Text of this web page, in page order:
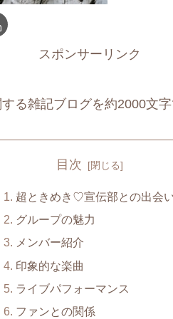
スポンサーリンク
る雑記ブログを約2000文字
目次
超ときめき♡宣伝部との出会
グループの魅力
メンバー紹介
印象的な楽曲
ライブパフォーマンス
ファンとの関係